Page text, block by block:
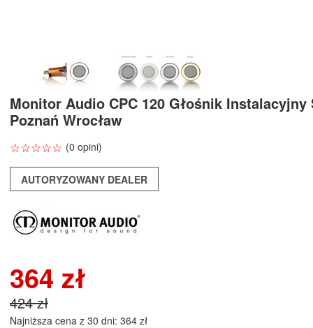
Monitor Audio CPC 120 Głośnik Instalacyjny
Poznań Wrocław
☆☆☆☆☆
★★★★★ (0 opini)
AUTORYZOWANY DEALER
364 zł
424 zł
Najniższa cena z 30 dni: 364 zł